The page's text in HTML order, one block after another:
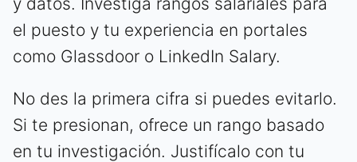
el puesto y tu experiencia en portales
como Glassdoor o LinkedIn Salary.
No des la primera cifra si puedes evitarlo.
Si te presionan, ofrece un rango basado
en tu investigación. Justifícalo con tu